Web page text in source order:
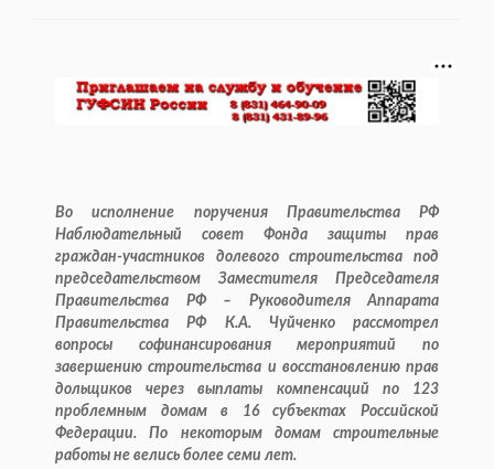
Во исполнение поручения Правительства РФ
Наблюдательный совет Фонда защиты прав
граждан-участников долевого строительства под
председательством Заместителя Председателя
Правительства РФ – Руководителя Аппарата
Правительства РФ К.А. Чуйченко рассмотрел
вопросы софинансирования мероприятий по
завершению строительства и восстановлению прав
дольщиков через выплаты компенсаций по 123
проблемным домам в 16 субъектах Российской
Федерации. По некоторым домам строительные
работы не велись более семи лет.